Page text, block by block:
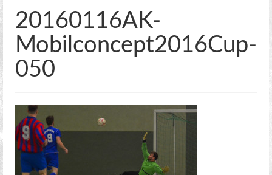
Fußball
2. Mannschaft
2. Stadtklasse Dresden
Alte Herren
20160116AK-
Mobilconcept2016Cup-
050